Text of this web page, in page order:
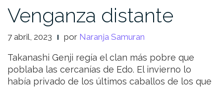
Venganza distante
7 abril, 2023 por Naranja Samuran
Takanashi Genji regía el clan más pobre que
poblaba las cercanías de Edo. El invierno lo
había privado de los últimos caballos de los que